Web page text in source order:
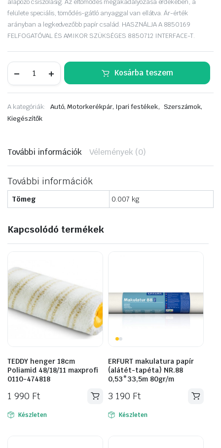
alapozó csiszolásig. Az eltömődés megakadályozása érdekében, a
felülete speciális, tömődés-gátló anyaggal van ellátva. Ár-érték
arányban a legkedvezőbb papír család. HASZNÁLJA A 8850169
FELFOGATÓVAL ÉS AMIKOR SZÜKSÉGES 8850712 INTERFACE-T.
st
körcsisz.
papír
mennyiség
Kosárba teszem
A kategóriák: Autó, Motorkerékpár, Ipari festékek, Szerszámok,
Kiegészítők
További információk Vélemények (0)
További információk
Tömeg 0.007 kg
Kapcsolódó termékek
TEDDY henger 18cm
Poliamid 48/18/11 maxprofi
0110-474818
1 990 Ft
Készleten
ERFURT makulatura papír
(alátét-tapéta) NR.88
0,53*33,5m 80gr/m
3 190 Ft
Készleten